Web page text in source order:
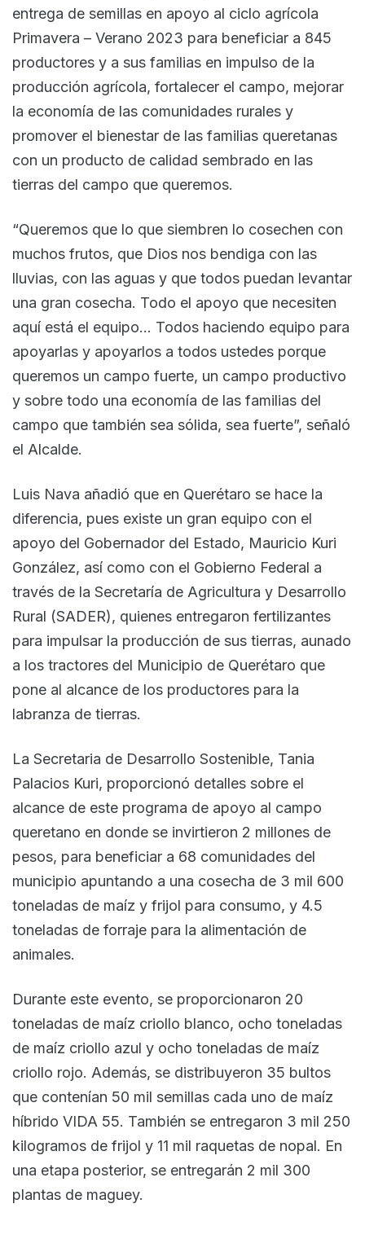
entrega de semillas en apoyo al ciclo agrícola
Primavera – Verano 2023 para beneficiar a 845
productores y a sus familias en impulso de la
producción agrícola, fortalecer el campo, mejorar
la economía de las comunidades rurales y
promover el bienestar de las familias queretanas
con un producto de calidad sembrado en las
tierras del campo que queremos.
“Queremos que lo que siembren lo cosechen con
muchos frutos, que Dios nos bendiga con las
lluvias, con las aguas y que todos puedan levantar
una gran cosecha. Todo el apoyo que necesiten
aquí está el equipo… Todos haciendo equipo para
apoyarlas y apoyarlos a todos ustedes porque
queremos un campo fuerte, un campo productivo
y sobre todo una economía de las familias del
campo que también sea sólida, sea fuerte”, señaló
el Alcalde.
Luis Nava añadió que en Querétaro se hace la
diferencia, pues existe un gran equipo con el
apoyo del Gobernador del Estado, Mauricio Kuri
González, así como con el Gobierno Federal a
través de la Secretaría de Agricultura y Desarrollo
Rural (SADER), quienes entregaron fertilizantes
para impulsar la producción de sus tierras, aunado
a los tractores del Municipio de Querétaro que
pone al alcance de los productores para la
labranza de tierras.
La Secretaria de Desarrollo Sostenible, Tania
Palacios Kuri, proporcionó detalles sobre el
alcance de este programa de apoyo al campo
queretano en donde se invirtieron 2 millones de
pesos, para beneficiar a 68 comunidades del
municipio apuntando a una cosecha de 3 mil 600
toneladas de maíz y frijol para consumo, y 4.5
toneladas de forraje para la alimentación de
animales.
Durante este evento, se proporcionaron 20
toneladas de maíz criollo blanco, ocho toneladas
de maíz criollo azul y ocho toneladas de maíz
criollo rojo. Además, se distribuyeron 35 bultos
que contenían 50 mil semillas cada uno de maíz
híbrido VIDA 55. También se entregaron 3 mil 250
kilogramos de frijol y 11 mil raquetas de nopal. En
una etapa posterior, se entregarán 2 mil 300
plantas de maguey.